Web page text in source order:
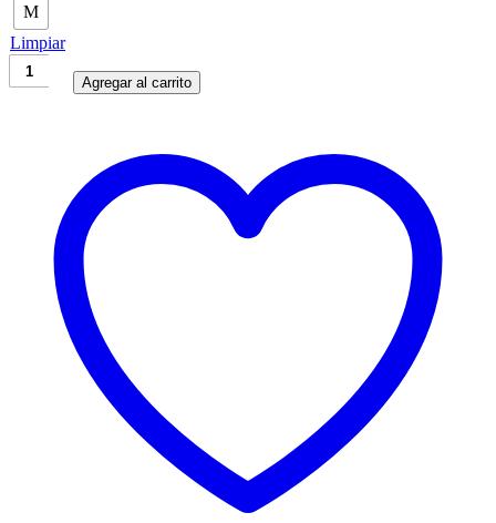
M
Limpiar
Bici
Polygon
Agregar al carrito